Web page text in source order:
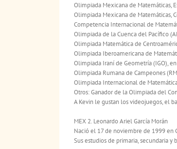
Olimpiada Mexicana de Matemáticas,
Olimpiada Mexicana de Matemáticas,
Competencia Internacional de
Olimpiada de la Cuenca del Pacífico
Olimpiada Matemática de
Olimpiada Iberoamericana de
Olimpiada Iraní de Geometría (IGO),
Olimpiada Rumana de Campeones
Olimpiada Internacional de
Otros: Ganador de la Olimpiada del
A Kevin le gustan los videojuegos, el
MEX 2. Leonardo Ariel García Morán
Nació el 17 de noviembre de 1999 en
Sus estudios de primaria, secundaria